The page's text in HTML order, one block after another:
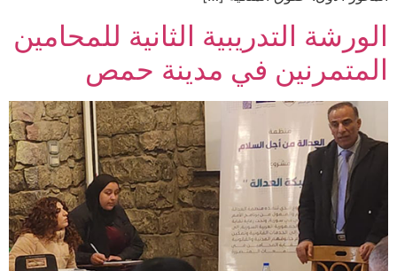
الورشة التدريبية الثانية للمحامين
المتمرنين في مدينة حمص